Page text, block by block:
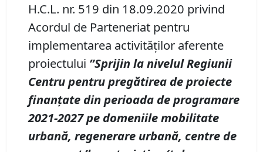
H.C.L. nr. 519 din 18.09.2020 privind
Acordul de Parteneriat pentru
implementarea activităților aferente
proiectului ”Sprijin la nivelul Regiunii
Centru pentru pregătirea de proiecte
finanțate din perioada de programare
2021-2027 pe domeniile mobilitate
urbană, regenerare urbană, centre de